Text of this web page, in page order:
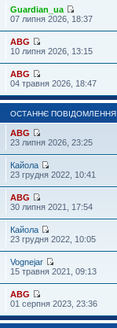
Guardian_ua
07 липня 2026, 18:37
ABG
10 липня 2026, 13:15
ABG
04 травня 2026, 18:47
ОСТАННЄ ПОВІДОМЛЕННЯ
ABG
23 липня 2026, 23:25
Кайола
23 грудня 2022, 10:41
ABG
30 липня 2021, 17:54
Кайола
23 грудня 2022, 10:05
Vognejar
15 травня 2021, 09:13
ABG
01 серпня 2023, 23:36